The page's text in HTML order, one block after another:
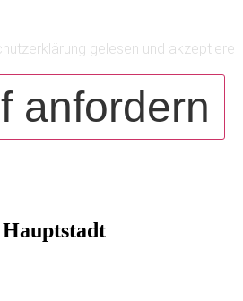
gelesen und akzeptiere
anfordern